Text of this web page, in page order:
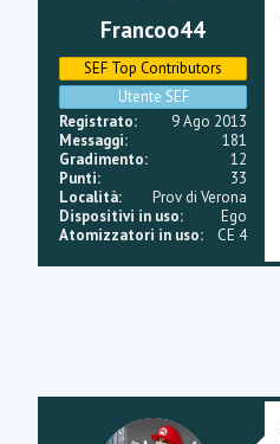
Francoo44
SEF Top Contributors
Utente SEF
Registrato
9 Ago 2013
Messaggi
181
Gradimento
12
Punti
33
Località
Prov di Verona
Dispositivi in uso
Ego
Atomizzatori in uso
CE 4